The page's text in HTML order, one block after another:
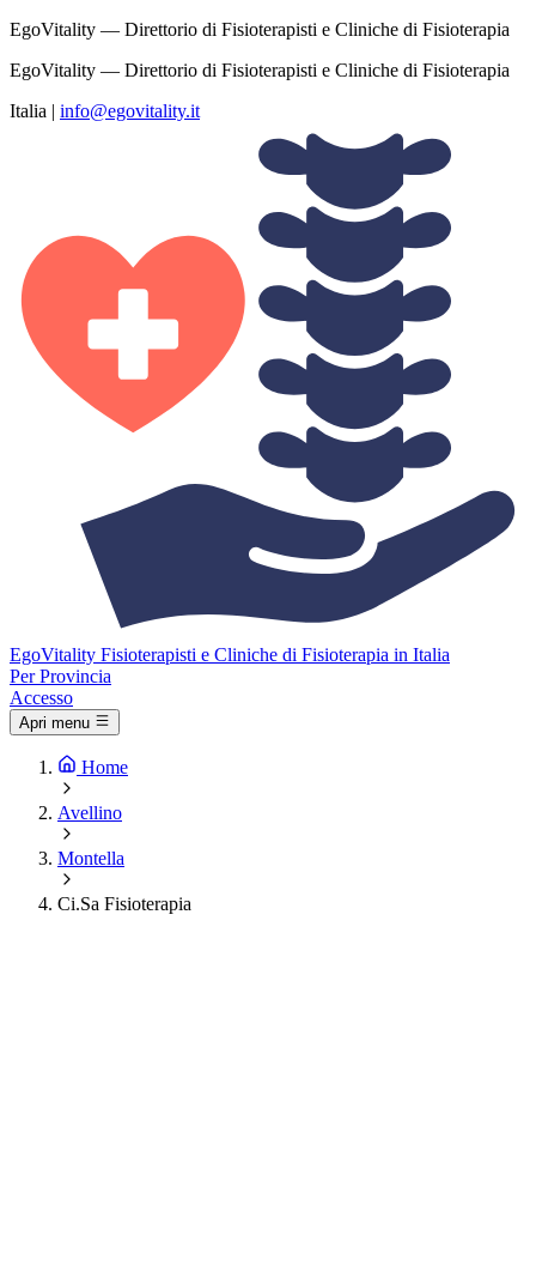
EgoVitality — Direttorio di Fisioterapisti e Cliniche di Fisioterapia
EgoVitality — Direttorio di Fisioterapisti e Cliniche di Fisioterapia
Italia | info@egovitality.it
EgoVitality Fisioterapisti e Cliniche di Fisioterapia in Italia
Per Provincia
Accesso
Apri menu
Home
Avellino
Montella
Ci.Sa Fisioterapia